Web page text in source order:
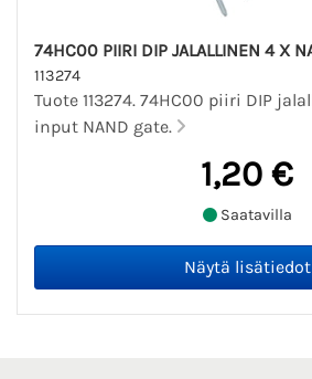
74HC00 PIIRI DIP JALALLINEN 4 X
113274
Tuote 113274. 74HC00 piiri DIP
input NAND gate.
1,20 €
Saatavilla